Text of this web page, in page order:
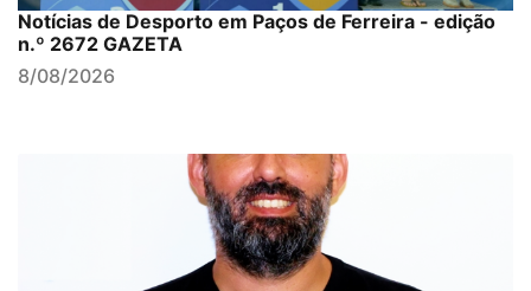
Notícias de Desporto em Paços de Ferreira - edição
n.º 2672 GAZETA
8/08/2026